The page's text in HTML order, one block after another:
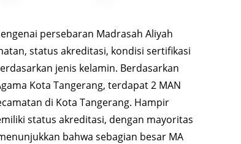
persebaran Madrasah Aliyah
status akreditasi, kondisi sertifikasi
jenis kelamin. Berdasarkan
Kota Tangerang, terdapat 2 MAN
di Kota Tangerang. Hampir
status akreditasi, dengan mayoritas
bahwa sebagian besar MA